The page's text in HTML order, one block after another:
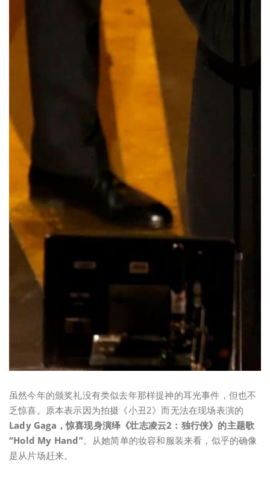
虽然今年的颁奖礼没有类似去年那样提神的耳光事件，但也不
乏惊喜。原本表示因为拍摄《小丑2》而无法在现场表演的
Lady Gaga，惊喜现身演绎《壮志凌云2：独行侠》的主题歌
“Hold My Hand”。从她简单的妆容和服装来看，似乎的确像
是从片场赶来。